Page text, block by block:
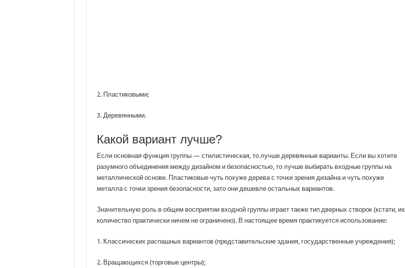
2. Пластиковыми;
3. Деревянными.
Какой вариант лучше?
Если основная функция группы — стилистическая, то лучше деревянные варианты. Если вы хотите
разумного объединения между дизайном и безопасностью, то лучше выбирать входные группы на
металлической основе. Пластиковые чуть похуже дерева с точки зрения дизайна и чуть похуже
металла с точки зрения безопасности, зато они дешевле остальных вариантов.
Значительную роль в общем восприятии входной группы играет также тип дверных створок (кстати, их
количество практически ничем не ограничено). В настоящее время практикуется использование:
1. Классических распашных вариантов (представительские здания, государственные учреждения);
2. Вращающихся (торговые центры);